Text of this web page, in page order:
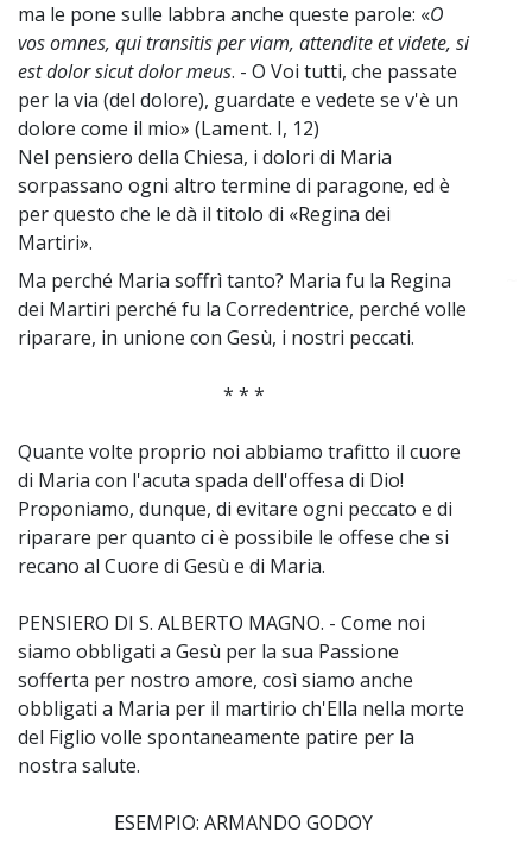
ma le pone sulle labbra anche queste parole: «O
vos omnes, qui transitis per viam, attendite et videte, si
est dolor sicut dolor meus. - O Voi tutti, che passate
per la via (del dolore), guardate e vedete se v'è un
dolore come il mio» (Lament. I, 12)
Nel pensiero della Chiesa, i dolori di Maria
sorpassano ogni altro termine di paragone, ed è
per questo che le dà il titolo di «Regina dei
Martiri».
Ma perché Maria soffrì tanto? Maria fu la Regina
dei Martiri perché fu la Corredentrice, perché volle
riparare, in unione con Gesù, i nostri peccati.
* * *
Quante volte proprio noi abbiamo trafitto il cuore
di Maria con l'acuta spada dell'offesa di Dio!
Proponiamo, dunque, di evitare ogni peccato e di
riparare per quanto ci è possibile le offese che si
recano al Cuore di Gesù e di Maria.
PENSIERO DI S. ALBERTO MAGNO. - Come noi
siamo obbligati a Gesù per la sua Passione
sofferta per nostro amore, così siamo anche
obbligati a Maria per il martirio ch'Ella nella morte
del Figlio volle spontaneamente patire per la
nostra salute.
ESEMPIO: ARMANDO GODOY